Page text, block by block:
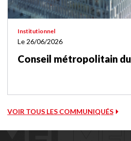
VOIR TOUS LES COMMUNIQUÉS
Institutionnel
Le 26/06/2026
Conseil métropolitain